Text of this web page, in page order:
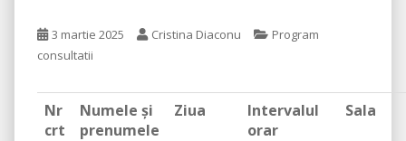
3 martie 2025 Cristina Diaconu
Program
consultatii
Nr
crt
Numele și
prenumele
Ziua
Intervalul
orar
Sala